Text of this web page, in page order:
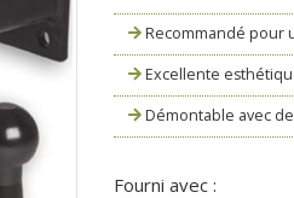
Recommandé pour
Excellente
Démontable avec
Fourni avec :